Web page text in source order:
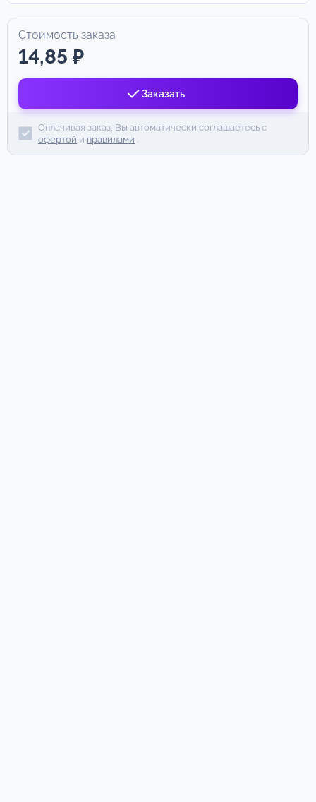
Стоимость заказа
14,85 ₽
Заказать
Оплачивая заказ, Вы автоматически соглашаетесь с
офертой и правилами .